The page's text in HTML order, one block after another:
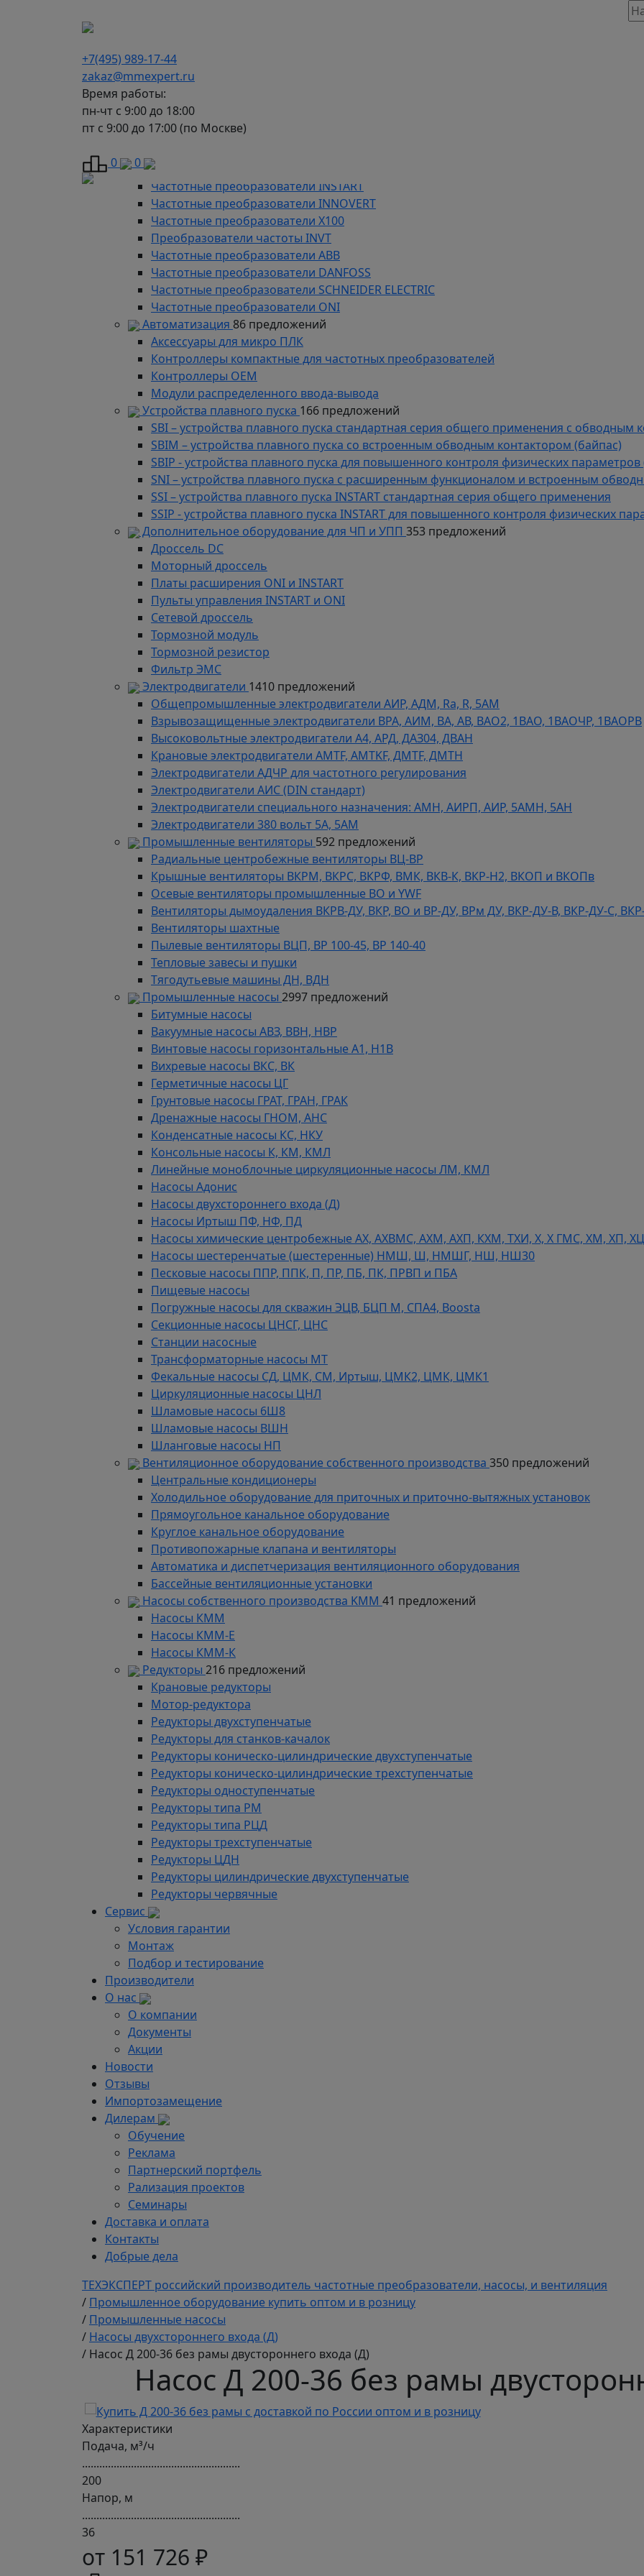
+7(495) 989-17-44
zakaz@mmexpert.ru
Время работы:
пн-чт с 9:00 до 18:00
пт с 9:00 до 17:00 (по Москве)
0 0
Каталог
Преобразователи частоты AD
Частотные преобразователи INSTART
Частотные преобразователи INNOVERT
Частотные преобразователи Х100
Преобразователи частоты INVT
Частотные преобразователи ABB
Частотные преобразователи DANFOSS
Частотные преобразователи SCHNEIDER ELECTRIC
Частотные преобразователи ONI
Автоматизация 86 предложений
Аксессуары для микро ПЛК
Контроллеры компактные для частотных преобразователей
Контроллеры ОЕМ
Модули распределенного ввода-вывода
Устройства плавного пуска 166 предложений
SBI – устройства плавного пуска стандартная серия общего применения с обводным
SBIM – устройства плавного пуска со встроенным обводным контактором (байпас)
SBIP - устройства плавного пуска для повышенного контроля физических
SNI – устройства плавного пуска с расширенным функционалом и встроенным
SSI – устройства плавного пуска INSTART стандартная серия общего применения
SSIP - устройства плавного пуска INSTART для повышенного контроля физических
Дополнительное оборудование для ЧП и УПП 353 предложений
Дроссель DC
Моторный дроссель
Платы расширения ONI и INSTART
Пульты управления INSTART и ONI
Сетевой дроссель
Тормозной модуль
Тормозной резистор
Фильтр ЭМС
Электродвигатели 1410 предложений
Общепромышленные электродвигатели АИР, АДМ, Ra, R, 5AM
Взрывозащищенные электродвигатели ВРА, АИМ, ВА, АВ, ВАO2, 1ВАО, 1ВАОЧР, 1ВАОРВ
Высоковольтные электродвигатели A4, АРД, ДАЗ04, ДВАН
Крановые электродвигатели AMTF, AMTKF, ДMTF, ДМТН
Электродвигатели АДЧР для частотного регулирования
Электродвигатели АИС (DIN стандарт)
Электродвигатели специального назначения: АМН, АИРП, АИР, 5АМН, 5АН
Электродвигатели 380 вольт 5А, 5АМ
Промышленные вентиляторы 592 предложений
Радиальные центробежные вентиляторы ВЦ-ВР
Крышные вентиляторы ВКРМ, ВКРС, ВКРФ, ВМК, ВКВ-К, ВКР-Н2, ВКОП и ВКОПв
Осевые вентиляторы промышленные ВО и YWF
Вентиляторы дымоудаления ВКРВ-ДУ, ВКР, ВО и ВР-ДУ, ВРм ДУ, ВКР-ДУ-В, ВКР-ДУ-С,
Вентиляторы шахтные
Пылевые вентиляторы ВЦП, ВР 100-45, ВР 140-40
Тепловые завесы и пушки
Тягодутьевые машины ДН, ВДН
Промышленные насосы 2997 предложений
Битумные насосы
Вакуумные насосы АВЗ, ВВН, НВР
Винтовые насосы горизонтальные А1, Н1В
Вихревые насосы ВКС, ВК
Герметичные насосы ЦГ
Грунтовые насосы ГРАТ, ГРАН, ГРАК
Дренажные насосы ГНОМ, АНС
Конденсатные насосы КС, НКУ
Консольные насосы К, КМ, КМЛ
Линейные моноблочные циркуляционные насосы ЛМ, КМЛ
Насосы Адонис
Насосы двухстороннего входа (Д)
Насосы Иртыш ПФ, НФ, ПД
Насосы химические центробежные АХ, АХВМС, АХМ, АХП, КХМ, ТХИ, Х, Х ГМС, ХМ, ХП,
Насосы шестеренчатые (шестеренные) НМШ, Ш, НМШГ, НШ, НШ30
Песковые насосы ППР, ППК, П, ПР, ПБ, ПК, ПРВП и ПБА
Пищевые насосы
Погружные насосы для скважин ЭЦВ, БЦП М, СПА4, Boosta
Секционные насосы ЦНСГ, ЦНС
Станции насосные
Трансформаторные насосы МТ
Фекальные насосы СД, ЦМК, СМ, Иртыш, ЦМК2, ЦМК, ЦМК1
Циркуляционные насосы ЦНЛ
Шламовые насосы 6Ш8
Шламовые насосы ВШН
Шланговые насосы НП
Вентиляционное оборудование собственного производства 350 предложений
Центральные кондиционеры
Холодильное оборудование для приточных и приточно-вытяжных установок
Прямоугольное канальное оборудование
Круглое канальное оборудование
Противопожарные клапана и вентиляторы
Автоматика и диспетчеризация вентиляционного оборудования
Бассейные вентиляционные установки
Насосы собственного производства KMM 41 предложений
Насосы КММ
Насосы КММ-Е
Насосы КММ-К
Редукторы 216 предложений
Крановые редукторы
Мотор-редуктора
Редукторы двухступенчатые
Редукторы для станков-качалок
Редукторы коническо-цилиндрические двухступенчатые
Редукторы коническо-цилиндрические трехступенчатые
Редукторы одноступенчатые
Редукторы типа РМ
Редукторы типа РЦД
Редукторы трехступенчатые
Редукторы ЦДН
Редукторы цилиндрические двухступенчатые
Редукторы червячные
Сервис
Условия гарантии
Монтаж
Подбор и тестирование
Производители
О нас
О компании
Документы
Акции
Новости
Отзывы
Импортозамещение
Дилерам
Обучение
Реклама
Партнерский портфель
Рализация проектов
Семинары
Доставка и оплата
Контакты
Добрые дела
ТЕХЭКСПЕРТ российский производитель частотные преобразователи, насосы, и вентиляция
/ Промышленное оборудование купить оптом и в розницу
/ Промышленные насосы
/ Насосы двухстороннего входа (Д)
/ Насос Д 200-36 без рамы двустороннего входа (Д)
Насос Д 200-36 без рамы
Характеристики
Напор, м
.......................................................
36
Подача, м³/ч
.......................................................
200
от 151 726 ₽